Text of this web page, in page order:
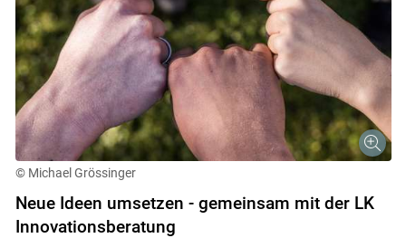
© Michael Grössinger
Neue Ideen umsetzen - gemeinsam mit der LK
Innovationsberatung